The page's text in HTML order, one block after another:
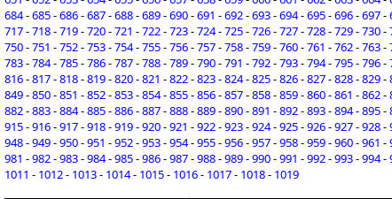
684-685-686-687-688-689-690-691 -692-693-694-695-696-697-
717-718-719-720-721 -722-723-724-725-726-727-728-729-730-
750-751 -752-753-754-755-756-757-758-759-760-761 -762-763-
783-784-785-786-787-788-789-790-791 -792-793-794-795-796-
816-817-818-819-820-821 -822-823-824-825-826-827-828-829-
849-850-851 -852-853-854-855-856-857-858-859-860-861 -862-
882-883-884-885-886-887-888-889-890-891 -892-893-894-895-
915-916-917-918-919-920-921 -922-923-924-925-926-927-928-
948-949-950-951 -952-953-954-955-956-957-958-959-960-961 -
981 -982-983-984-985-986-987-988-989-990-991 -992-993-994-
1011 - 1012- 1013- 1014- 1015- 1016- 1017- 1018- 1019